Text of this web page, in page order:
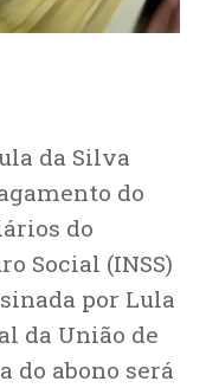
da Silva
do
do
Social (INSS)
por Lula
da União de
do abono será